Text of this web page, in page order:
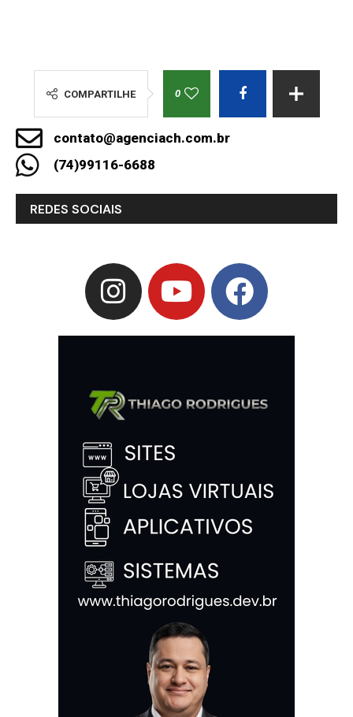
COMPARTILHE 0
contato@agenciach.com.br
(74)99116-6688
REDES SOCIAIS